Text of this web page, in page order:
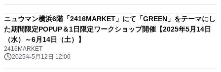
ニュウマン横浜6階「2416MARKET」にて「GREEN」をテーマにし
た期間限定POPUP＆1日限定ワークショップ開催【2025年5月14日
（水）～6月14日（土）】
2416MARKET
2025年5月12日 12:00